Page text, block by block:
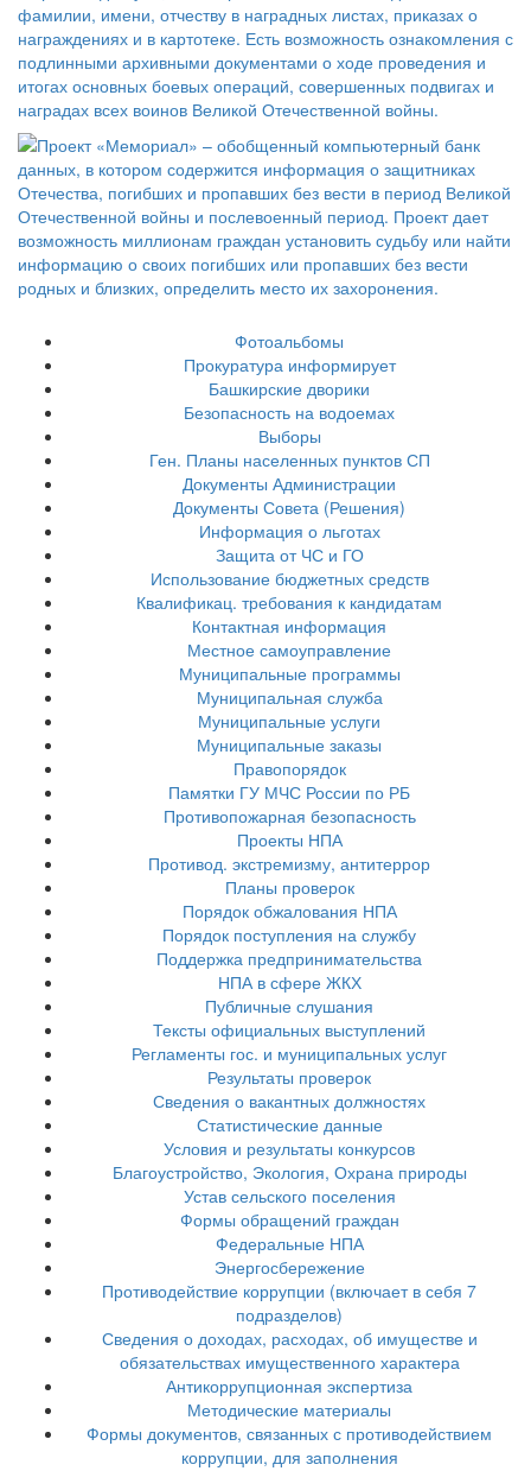
Фотоальбомы
Прокуратура информирует
Башкирские дворики
Безопасность на водоемах
Выборы
Ген. Планы населенных пунктов СП
Документы Администрации
Документы Совета (Решения)
Информация о льготах
Защита от ЧС и ГО
Использование бюджетных средств
Квалификац. требования к кандидатам
Контактная информация
Местное самоуправление
Муниципальные программы
Муниципальная служба
Муниципальные услуги
Муниципальные заказы
Правопорядок
Памятки ГУ МЧС России по РБ
Противопожарная безопасность
Проекты НПА
Противод. экстремизму, антитеррор
Планы проверок
Порядок обжалования НПА
Порядок поступления на службу
Поддержка предпринимательства
НПА в сфере ЖКХ
Публичные слушания
Тексты официальных выступлений
Регламенты гос. и муниципальных услуг
Результаты проверок
Сведения о вакантных должностях
Статистические данные
Условия и результаты конкурсов
Благоустройство, Экология, Охрана природы
Устав сельского поселения
Формы обращений граждан
Федеральные НПА
Энергосбережение
Противодействие коррупции (включает в себя 7
подразделов)
Сведения о доходах, расходах, об имуществе и
обязательствах имущественного характера
Антикоррупционная экспертиза
Методические материалы
Формы документов, связанных с противодействием
коррупции, для заполнения